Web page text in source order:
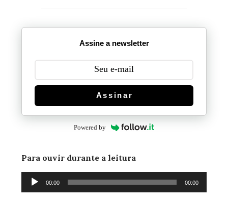
Assine a newsletter
Assinar
Powered by
Para ouvir durante a leitura
Tocador
00:00 00:00